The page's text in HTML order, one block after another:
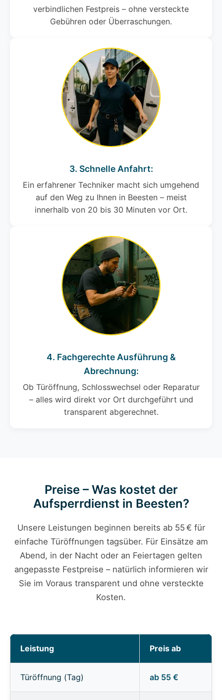
verbindlichen Festpreis – ohne versteckte
Gebühren oder Überraschungen.
3. Schnelle Anfahrt:
Ein erfahrener Techniker macht sich umgehend
auf den Weg zu Ihnen in Beesten – meist
innerhalb von 20 bis 30 Minuten vor Ort.
4. Fachgerechte Ausführung &
Abrechnung:
Ob Türöffnung, Schlosswechsel oder Reparatur
– alles wird direkt vor Ort durchgeführt und
transparent abgerechnet.
Preise – Was kostet der
Aufsperrdienst in Beesten?
Unsere Leistungen beginnen bereits ab 55 € für
einfache Türöffnungen tagsüber. Für Einsätze am
Abend, in der Nacht oder an Feiertagen gelten
angepasste Festpreise – natürlich informieren wir
Sie im Voraus transparent und ohne versteckte
Kosten.
Leistung Preis ab
Türöffnung (Tag) ab 55 €